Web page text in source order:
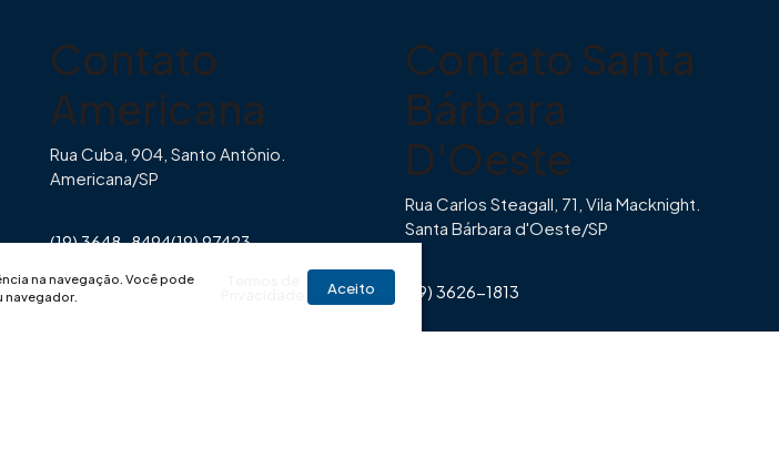
na navegação. Você pode
navegador.
Aceito
Contato
Americana
Rua Cuba, 904, Santo Antônio.
Americana/SP
(19) 3648-8494(19) 97423-
Contato Santa
Bárbara
D'Oeste
Rua Carlos Steagall, 71, Vila Macknight.
Santa Bárbara d'Oeste/SP
(19) 3626-1813